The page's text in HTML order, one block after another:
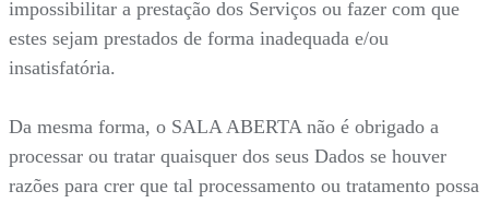
impossibilitar a prestação dos Serviços ou fazer com que
estes sejam prestados de forma inadequada e/ou
insatisfatória.
Da mesma forma, o SALA ABERTA não é obrigado a
processar ou tratar quaisquer dos seus Dados se houver
razões para crer que tal processamento ou tratamento possa